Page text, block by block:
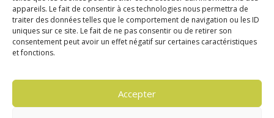
appareils. Le fait de consentir à ces technologies nous permettra de
traiter des données telles que le comportement de navigation ou les ID
uniques sur ce site. Le fait de ne pas consentir ou de retirer son
consentement peut avoir un effet négatif sur certaines caractéristiques
et fonctions.
Accepter
PROTECTION DE L’ENFANCE
ENFANTS EN SITUATION DE HANDICAP
INSERTION PAR L’ACTIVITÉ ÉCONOMIQUE